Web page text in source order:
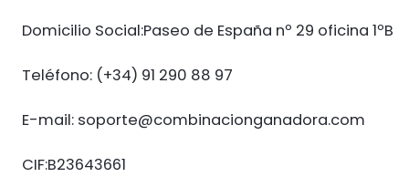
Domicilio Social:Paseo de España nº 29 oficina 1ºB
Teléfono: (+34) 91 290 88 97
E-mail: soporte@combinacionganadora.com
CIF:B23643661